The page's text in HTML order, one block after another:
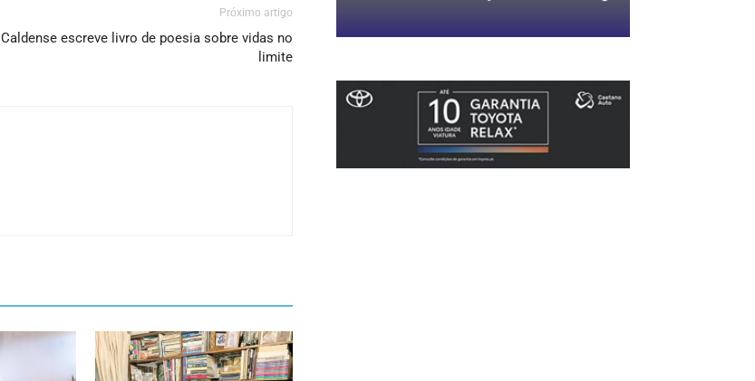
Próximo artigo
Caldense escreve livro de poesia sobre vidas no
limite